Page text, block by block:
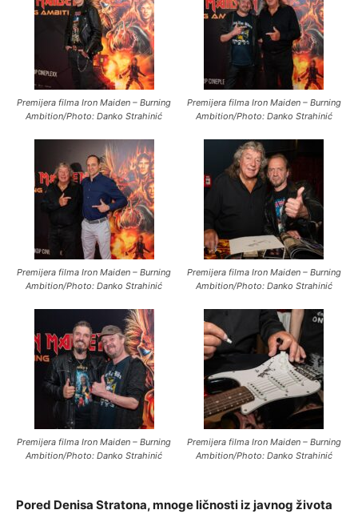
Premijera filma Iron Maiden – Burning
Ambition/Photo: Danko Strahinić
Premijera filma Iron Maiden – Burning
Ambition/Photo: Danko Strahinić
Premijera filma Iron Maiden – Burning
Ambition/Photo: Danko Strahinić
Premijera filma Iron Maiden – Burning
Ambition/Photo: Danko Strahinić
Premijera filma Iron Maiden – Burning
Ambition/Photo: Danko Strahinić
Premijera filma Iron Maiden – Burning
Ambition/Photo: Danko Strahinić
Pored Denisa Stratona, mnoge ličnosti iz javnog života